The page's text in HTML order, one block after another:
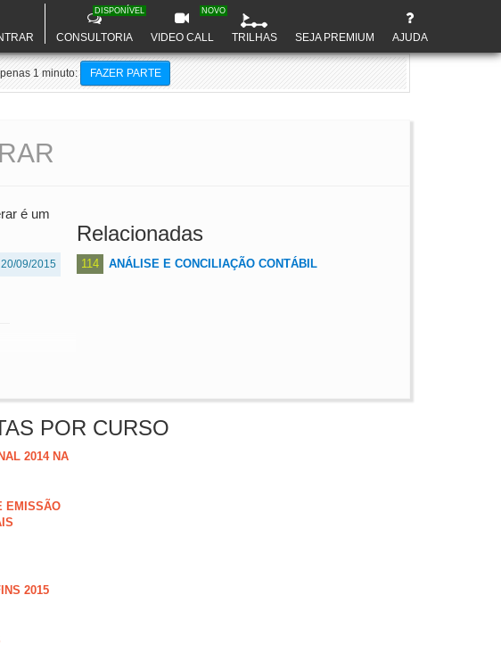
CONSULTORIA
DISPONÍVEL
VIDEO CALL
NOVO
TRILHAS SEJA PREMIUM AJUDA
1 minuto: FAZER PARTE
é um
09/2015
Relacionadas
114 ANÁLISE E CONCILIAÇÃO CONTÁBIL
POR CURSO
2014 NA
EMISSÃO
2015